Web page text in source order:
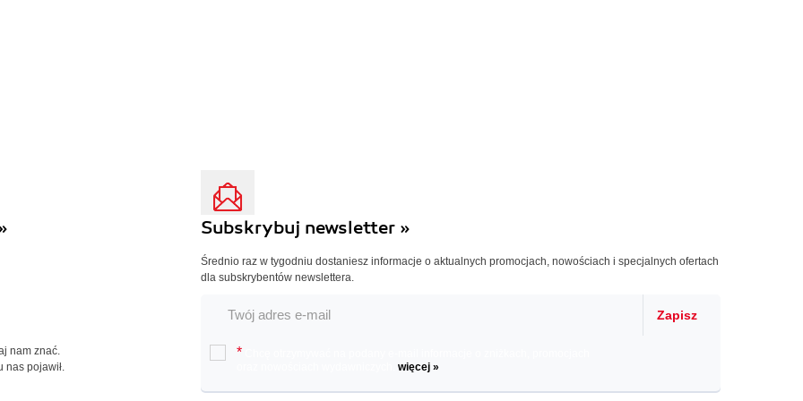
nam znać.
nas pojawił.
Subskrybuj newsletter »
Średnio raz w tygodniu dostaniesz informacje o aktualnych promocjach, nowościach i specjalnych ofertach
dla subskrybentów newslettera.
Zapisz
*
więcej »